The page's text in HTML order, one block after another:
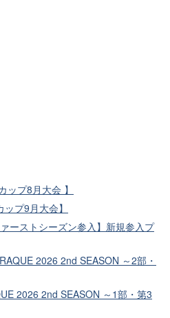
ップ8月大会 】
プ9月大会】
ーストシーズン参入】新規参入プ
2026 2nd SEASON ～2部・
2026 2nd SEASON ～1部・第3